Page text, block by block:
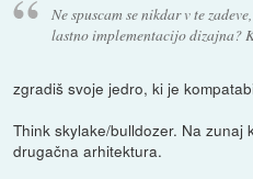
Ne spuscam se nikdar v te
lastno implementacijo dizajna?
zgradiš svoje jedro, ki je
Think skylake/bulldozer. Na zunaj
drugačna arhitektura.